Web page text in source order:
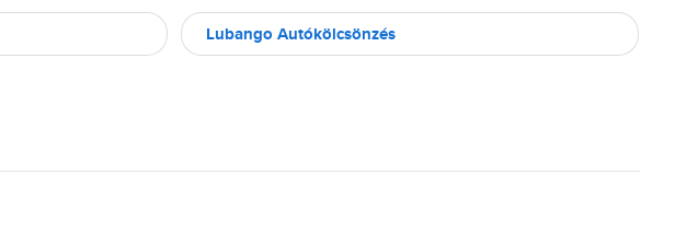
Lubango Autókölcsönzés